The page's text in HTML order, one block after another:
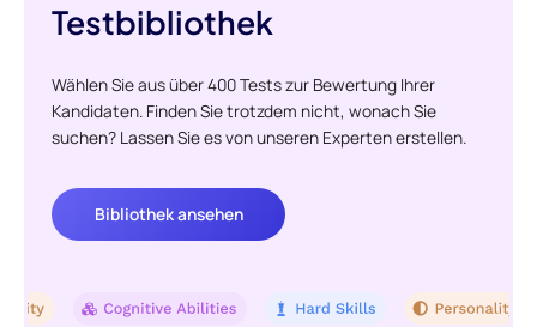
Testbibliothek
Wählen Sie aus über 400 Tests zur Bewertung Ihrer
Kandidaten. Finden Sie trotzdem nicht, wonach Sie
suchen? Lassen Sie es von unseren Experten erstellen.
Bibliothek ansehen